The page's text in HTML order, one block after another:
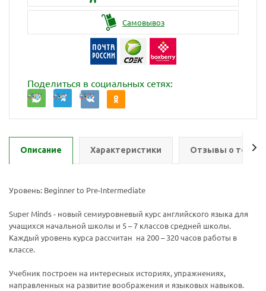
Самовывоз
Поделиться в социальных сетях:
Описание Характеристики Отзывы о
Уровень: Beginner to Pre-Intermediate
Super Minds - новый семиуровневый курс английского языка для
учащихся начальной школы и 5 – 7 классов средней школы.
Каждый уровень курса рассчитан на 200 – 320 часов работы в
классе.
Учебник построен на интересных историях, упражнениях,
направленных на развитие воображения и языковых навыков.